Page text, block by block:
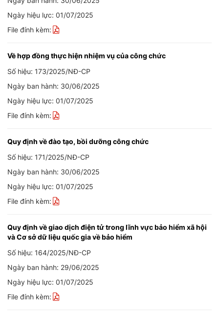
Ngày hiệu lực: 01/07/2025
File đính kèm:
Về hợp đồng thực hiện nhiệm vụ của công chức
Số hiệu: 173/2025/NĐ-CP
Ngày ban hành: 30/06/2025
Ngày hiệu lực: 01/07/2025
File đính kèm:
Quy định về đào tạo, bồi dưỡng công chức
Số hiệu: 171/2025/NĐ-CP
Ngày ban hành: 30/06/2025
Ngày hiệu lực: 01/07/2025
File đính kèm:
Quy định về giao dịch điện tử trong lĩnh vực bảo hiểm xã hội
và Cơ sở dữ liệu quốc gia về bảo hiểm
Số hiệu: 164/2025/NĐ-CP
Ngày ban hành: 29/06/2025
Ngày hiệu lực: 01/07/2025
File đính kèm: